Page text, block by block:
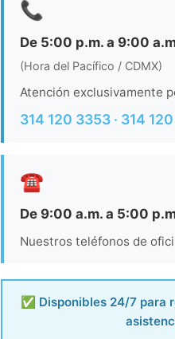
Vista
frente a
Hotel
Caja
📞
De 5:00 p.m. a 9:00
(Hora del Pacífico / CDMX)
Atención exclusivamente
314 120 3353 · 314
☎️
De 9:00 a.m. a 5:00
Nuestros teléfonos de
✅ Disponibles 24/7 para